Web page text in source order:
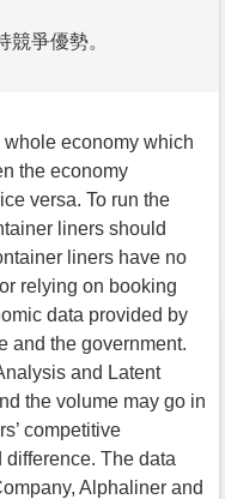
爭優勢。
economy which
the economy
versa. To run the
liners should
liners have no
relying on booking
data provided by
and the government.
and Latent
the volume may go in
competitive
The data
Alphaliner and